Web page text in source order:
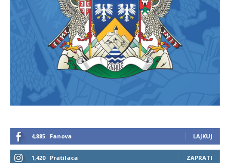
4,885 Fanova LAJKUJ
1,420 Pratilaca ZAPRATI